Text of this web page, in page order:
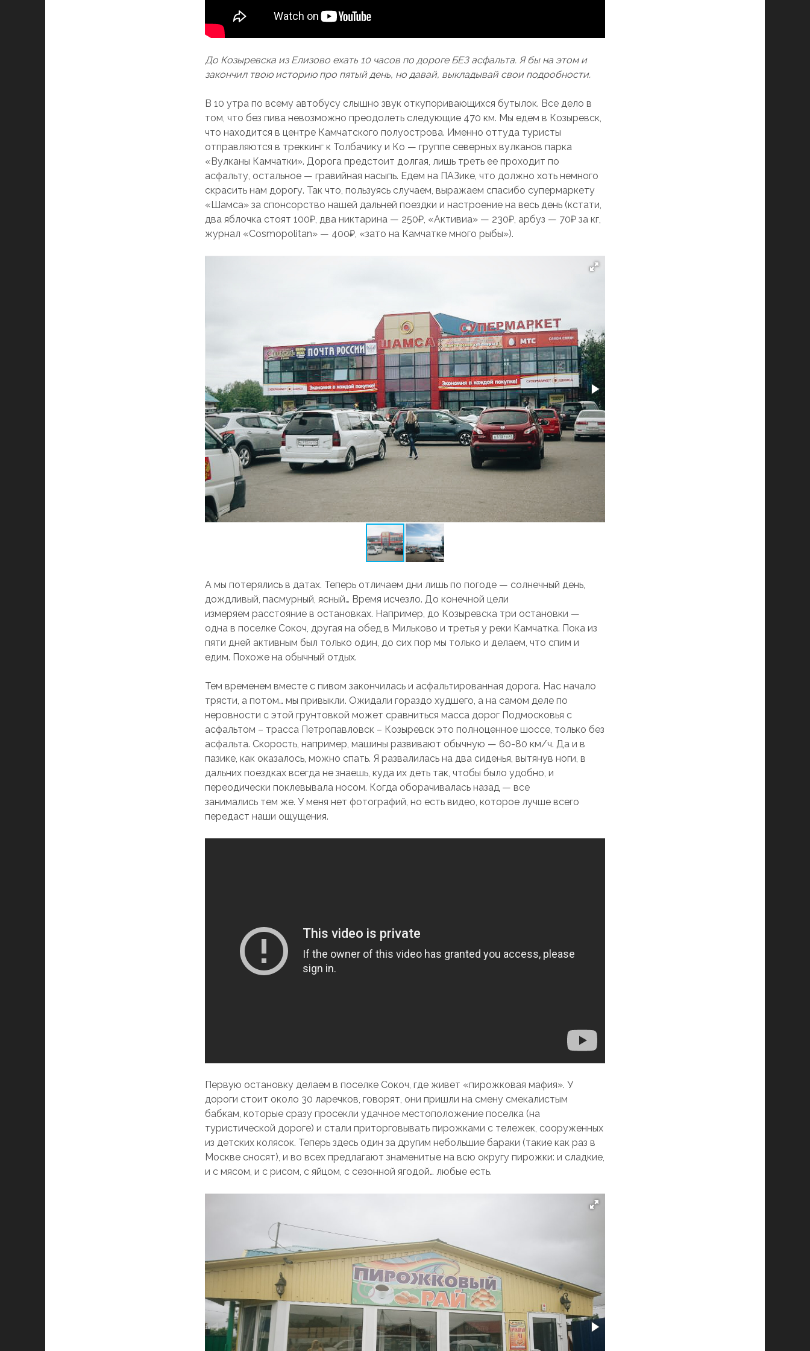
До Козыревска из Елизово ехать 10 часов по дороге БЕЗ асфальта. Я бы на этом и
закончил твою историю про пятый день, но давай, выкладывай свои подробности.
В 10 утра по всему автобусу слышно звук откупоривающихся бутылок. Все дело в
том, что без пива невозможно преодолеть следующие 470 км. Мы едем в Козыревск,
что находится в центре Камчатского полуострова. Именно оттуда туристы
отправляются в треккинг к Толбачику и Ко — группе северных вулканов парка
«Вулканы Камчатки». Дорога предстоит долгая, лишь треть ее проходит по
асфальту, остальное — гравийная насыпь. Едем на ПАЗике, что должно хоть немного
скрасить нам дорогу. Так что, пользуясь случаем, выражаем спасибо супермаркету
«Шамса» за спонсорство нашей дальней поездки и настроение на весь день (кстати,
два яблочка стоят 100₽, два никтарина — 250₽, «Активиа» — 230₽, арбуз — 70₽ за кг,
журнал «Cosmopolitan» — 400₽, «зато на Камчатке много рыбы»).
А мы потерялись в датах. Теперь отличаем дни лишь по погоде — солнечный день,
дождливый, пасмурный, ясный… Время исчезло. До конечной цели
измеряем расстояние в остановках. Например, до Козыревска три остановки —
одна в поселке Сокоч, другая на обед в Мильково и третья у реки Камчатка. Пока из
пяти дней активным был только один, до сих пор мы только и делаем, что спим и
едим. Похоже на обычный отдых.
Тем временем вместе с пивом закончилась и асфальтированная дорога. Нас начало
трясти, а потом… мы привыкли. Ожидали гораздо худшего, а на самом деле по
неровности с этой грунтовкой может сравниться масса дорог Подмосковья с
асфальтом – трасса Петропавловск – Козыревск это полноценное шоссе, только без
асфальта. Скорость, например, машины развивают обычную — 60-80 км/ч. Да и в
пазике, как оказалось, можно спать. Я развалилась на два сиденья, вытянув ноги, в
дальних поездках всегда не знаешь, куда их деть так, чтобы было удобно, и
переодически поклевывала носом. Когда оборачивалась назад — все
занимались тем же. У меня нет фотографий, но есть видео, которое лучше всего
передаст наши ощущения.
Первую остановку делаем в поселке Сокоч, где живет «пирожковая мафия». У
дороги стоит около 30 ларечков, говорят, они пришли на смену смекалистым
бабкам, которые сразу просекли удачное местоположение поселка (на
туристической дороге) и стали приторговывать пирожками с тележек, сооруженных
из детских колясок. Теперь здесь один за другим небольшие бараки (такие как раз в
Москве сносят), и во всех предлагают знаменитые на всю округу пирожки: и сладкие,
и с мясом, и с рисом, с яйцом, с сезонной ягодой… любые есть.